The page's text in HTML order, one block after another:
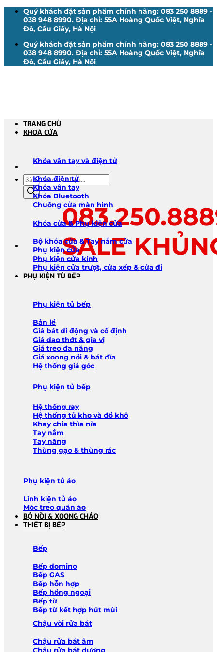
Quý khách đặt sản phẩm chính hãng: 083 250 8889 -
038 948 8990. Địa chỉ: 55A Hoàng Quốc Việt, Nghĩa
Đô, Cầu Giấy, Hà Nội
Quý khách đặt sản phẩm chính hãng: 083 250 8889 -
038 948 8990. Địa chỉ: 55A Hoàng Quốc Việt, Nghĩa
Đô, Cầu Giấy, Hà Nội
Tìm
kiếm
sản
phẩm
SALE
TRANG CHỦ
KHOÁ CỬA
Khóa vân tay và điện tử
Khóa điện tử
Khóa vân tay
Khóa Bluetooth
Chuông cửa màn hình
Khóa cửa & Phụ kiện cửa
Bộ khóa cửa & Tay nắm cửa
Phụ kiện cửa
Phụ kiện cửa kính
Phụ kiện cửa trượt, cửa xếp & cửa đi
PHỤ KIỆN TỦ BẾP
Phụ kiện tủ bếp
Bản lề
Giá bát di động và cố định
Giá dao thớt & gia vị
Giá treo đa năng
Giá xoong nồi & bát đĩa
Hệ thống giá góc
Phụ kiện tủ bếp
Hệ thống ray
Hệ thống tủ kho và đồ khô
Khay chia thìa nĩa
Tay nắm
Tay nâng
Thùng gạo & thùng rác
Phụ kiện tủ áo
Linh kiện tủ áo
Móc treo quần áo
BỘ NỒI & XOONG CHẢO
THIẾT BỊ BẾP
Bếp
Bếp domino
Bếp GAS
Bếp hỗn hợp
Bếp hồng ngoại
Bếp từ
Bếp từ kết hợp hút mùi
Chậu vòi rửa bát
Chậu rửa bát âm
Chậu rửa bát dương